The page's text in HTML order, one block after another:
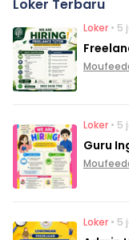
Loker Terbaru
Loker • 5
Loker • 5
Guru
Loker • 5